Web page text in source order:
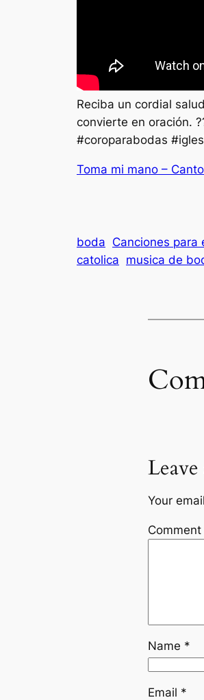
Reciba un cordial
convierte en oración.
#coroparabodas
Toma mi mano –
boda Canciones para
catolica musica de
Your
Comment
Name *
Email *